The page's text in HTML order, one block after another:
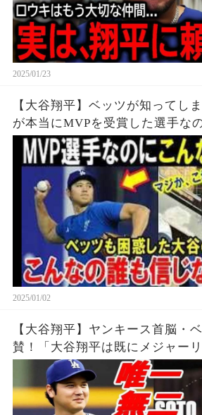
2025/01/23
【大谷翔平】ベッツが知ってし
が本当にMVPを受賞した選手な
ス同僚も自分の目を疑ったショ
い生活【海外の反応/MLB/野球】
2025/01/02
【大谷翔平】ヤンキース首脳・
賛！「大谷翔平は既にメジャー
選手！」「え？ソト？大谷とは
い！」